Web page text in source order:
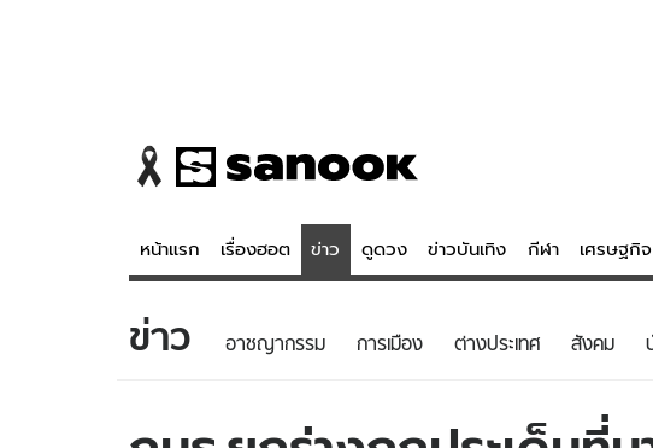
หน้าแรก เรื่องฮอต ข่าว ดูดวง ข่าวบันเทิง กีฬา เศรษฐกิจ
ข่าว ดูดวง - ตรวจหวย
ข่าว อาชญากรรม การเมือง ต่างประเทศ สังคม